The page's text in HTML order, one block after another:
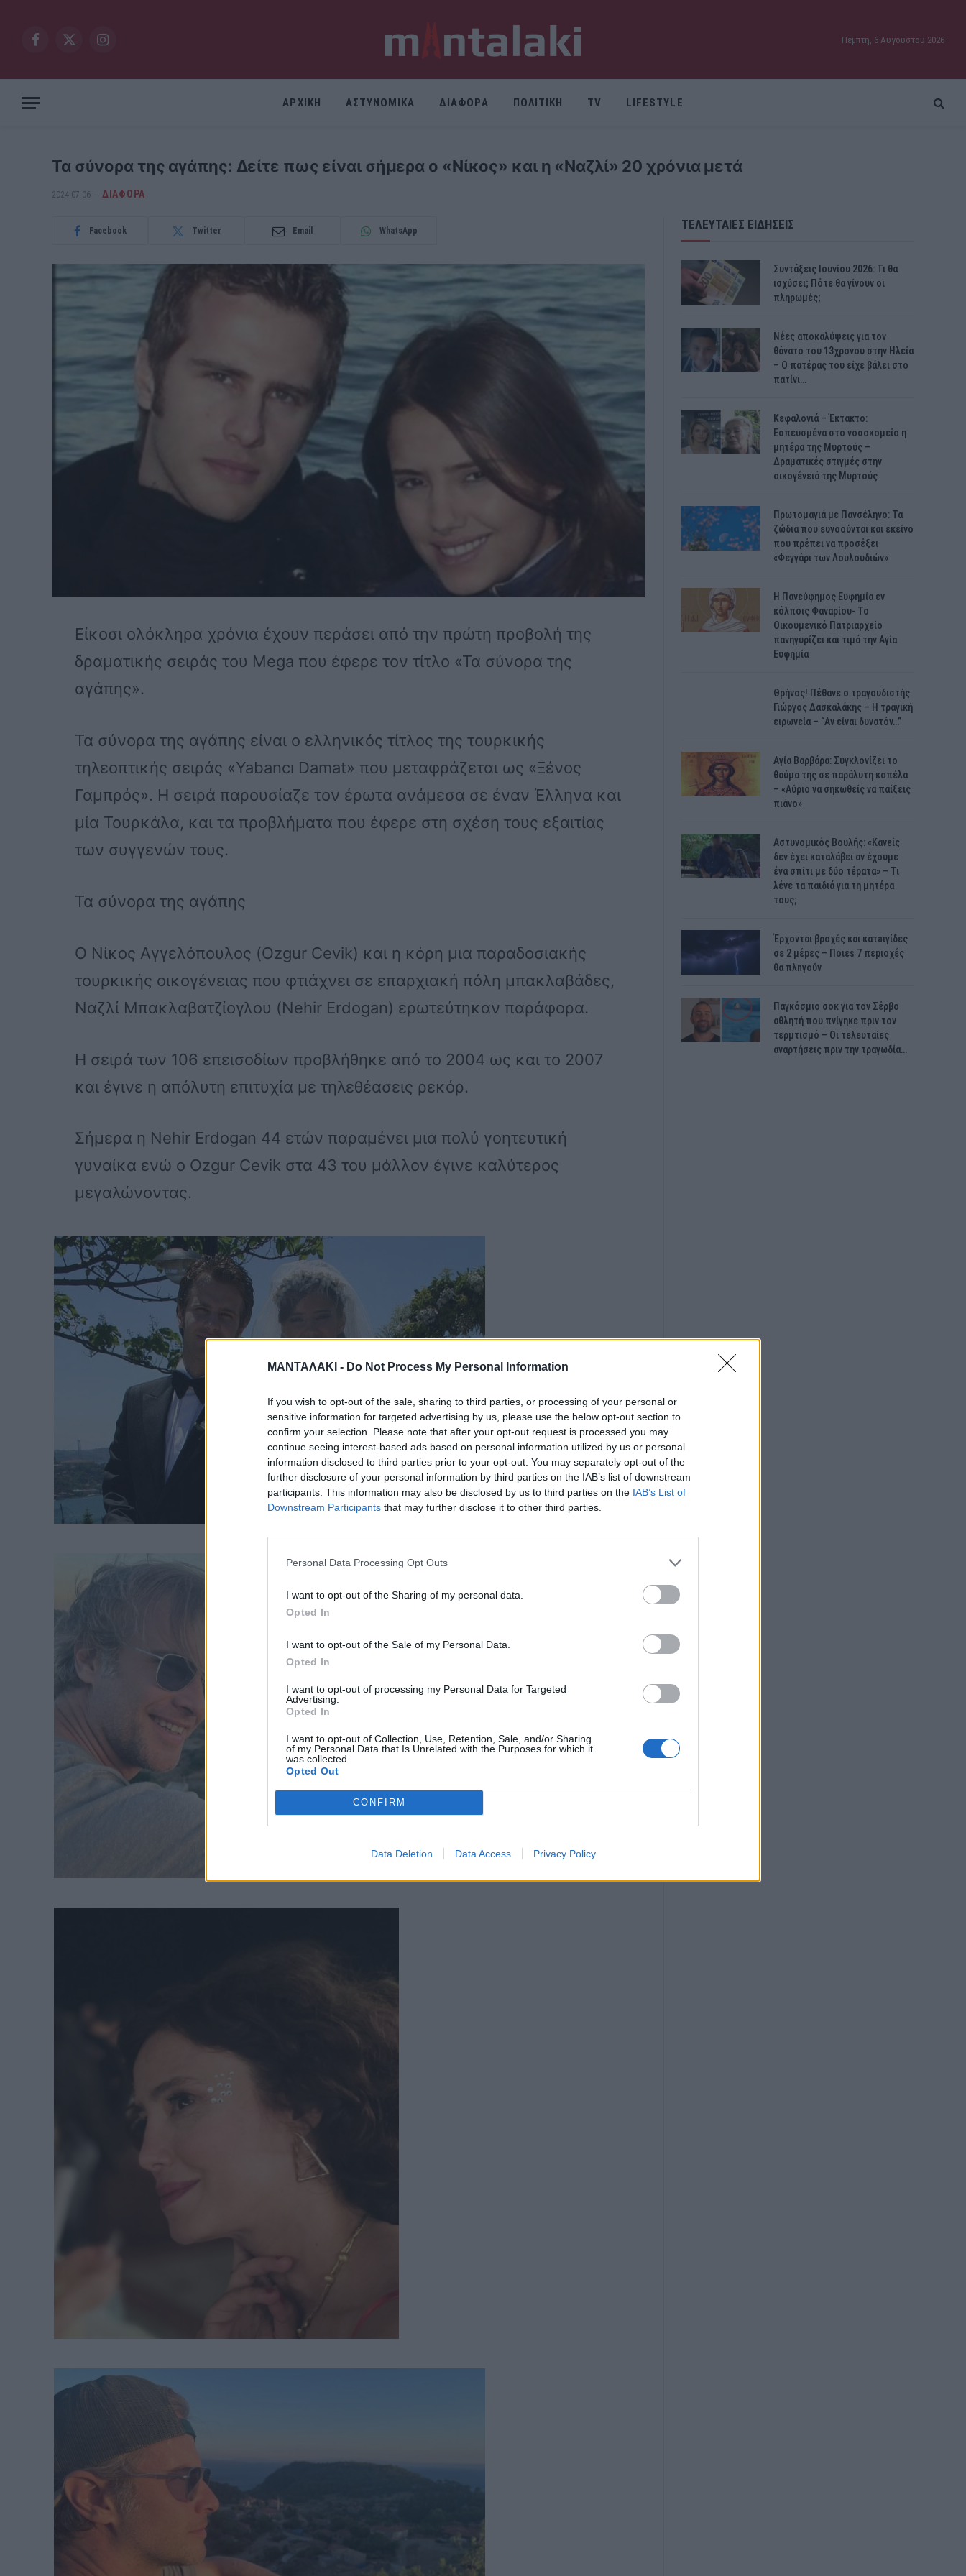
ΜΑΝΤΑΛΑΚΙ - Do Not Process My Personal Information
If you wish to opt-out of the sale, sharing to third parties, or processing of your personal or
sensitive information for targeted advertising by us, please use the below opt-out section to
confirm your selection. Please note that after your opt-out request is processed you may
continue seeing interest-based ads based on personal information utilized by us or personal
information disclosed to third parties prior to your opt-out. You may separately opt-out of the
further disclosure of your personal information by third parties on the IAB’s list of downstream
participants. This information may also be disclosed by us to third parties on the IAB’s List of
Downstream Participants that may further disclose it to other third parties.
Personal Data Processing Opt Outs
I want to opt-out of the Sharing of my personal data.
Opted In
I want to opt-out of the Sale of my Personal Data.
Opted In
I want to opt-out of processing my Personal Data for Targeted
Advertising.
Opted In
I want to opt-out of Collection, Use, Retention, Sale, and/or Sharing
of my Personal Data that Is Unrelated with the Purposes for which it
was collected.
Opted Out
CONFIRM
Data Deletion Data Access Privacy Policy
Facebook
X
Instagram
Πέμπτη, 6 Αυγούστου 2026
ΑΡΧΙΚΗ ΑΣΤΥΝΟΜΙΚΑ ΔΙΑΦΟΡΑ ΠΟΛΙΤΙΚΗ TV LIFESTYLE
Τα σύνορα της αγάπης: Δείτε πως είναι σήμερα ο «Νίκος» και η «Ναζλί» 20 χρόνια μετά
2024-07-06 ΔΙΆΦΟΡΑ
Facebook Twitter Email WhatsApp
Είκοσι ολόκληρα χρόνια έχουν περάσει από την πρώτη προβολή της
δραματικής σειράς του Mega που έφερε τον τίτλο «Τα σύνορα της
αγάπης».
Τα σύνορα της αγάπης είναι ο ελληνικός τίτλος της τουρκικής
τηλεοπτικής σειράς «Yabancı Damat» που μεταφράζεται ως «Ξένος
Γαμπρός». Η σειρά παρουσίαζε τον έρωτα ανάμεσα σε έναν Έλληνα και
μία Τουρκάλα, και τα προβλήματα που έφερε στη σχέση τους εξαιτίας
των συγγενών τους.
Τα σύνορα της αγάπης
Ο Νίκος Αγγελόπουλος (Ozgur Cevik) και η κόρη μια παραδοσιακής
τουρκικής οικογένειας που φτιάχνει σε επαρχιακή πόλη μπακλαβάδες,
Ναζλί Μπακλαβατζίογλου (Nehir Erdogan) ερωτεύτηκαν παράφορα.
Η σειρά των 106 επεισοδίων προβλήθηκε από το 2004 ως και το 2007
και έγινε η απόλυτη επιτυχία με τηλεθέασεις ρεκόρ.
Σήμερα η Nehir Erdogan 44 ετών παραμένει μια πολύ γοητευτική
γυναίκα ενώ ο Ozgur Cevik στα 43 του μάλλον έγινε καλύτερος
μεγαλώνοντας.
ΤΕΛΕΥΤΑΙΕΣ ΕΙΔΗΣΕΙΣ
Συντάξεις Ιουνίου 2026: Τι θα
ισχύσει; Πότε θα γίνουν οι
πληρωμές;
Νέες αποκαλύψεις για τον
θάνατο του 13χρονου στην Ηλεία
– Ο πατέρας του είχε βάλει στο
πατίνι…
Κεφαλονιά – Έκτακτο:
Εσπευσμένα στο νοσοκομείο η
μητέρα της Μυρτούς –
Δραματικές στιγμές στην
οικογένειά της Μυρτούς
Πρωτομαγιά με Πανσέληνο: Τα
ζώδια που ευνοούνται και εκείνο
που πρέπει να προσέξει
«Φεγγάρι των Λουλουδιών»
H Πανεύφημος Ευφημία εν
κόλποις Φαναρίου- Το
Οικουμενικό Πατριαρχείο
πανηγυρίζει και τιμά την Αγία
Ευφημία
Θρήνος! Πέθανε ο τραγουδιστής
Γιώργος Δασκαλάκης – Η τραγική
ειρωνεία – “Αν είναι δυνατόν…”
Αγία Βαρβάρα: Συγκλονίζει το
θαύμα της σε παράλυτη κοπέλα
– «Αύριο να σηκωθείς να παίξεις
πιάνο»
Αστυνομικός Bουλής: «Κανείς
δεν έχει καταλάβει αν έχουμε
ένα σπίτι με δύο τέρατα» – Τι
λένε τα παιδιά για τη μητέρα
τους;
Έρχονται βροχές και κατaιγίδες
σε 2 μέpες – Ποιεs 7 πεpιοχές
θα πλnγούν
Παγκόσμιο σοκ για τον Σέρβο
αθλητή που πνίγηκε πριν τον
τερμτισμό – Οι τελευταίες
αναρτήσεις πριν την τραγωδία…